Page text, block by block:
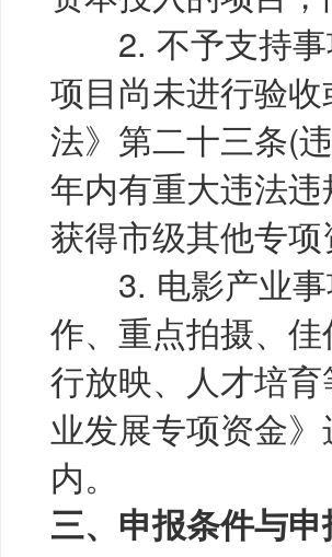
2. 不予支持事
项目尚未进行验
法》第二十三条(
年内有重大违法
获得市级其他专
3. 电影产业事
作、重点拍摄、
行放映、人才培
业发展专项资金
内。
三、申报条件与